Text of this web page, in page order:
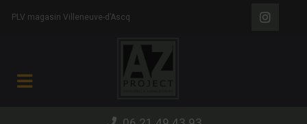
PLV magasin Villeneuve-d’Ascq